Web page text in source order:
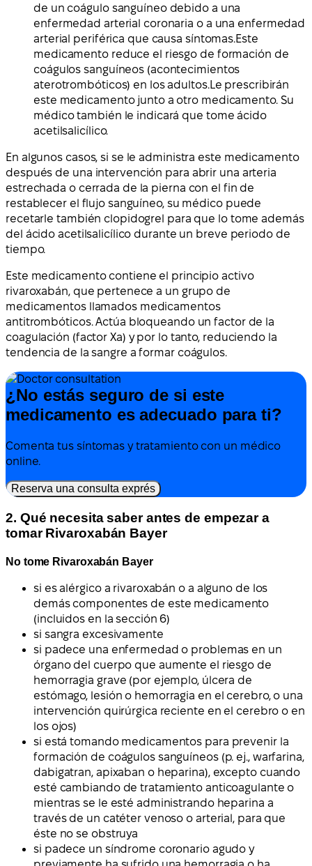
de un coágulo sanguíneo debido a una
enfermedad arterial coronaria o a una enfermedad
arterial periférica que causa síntomas.Este
medicamento reduce el riesgo de formación de
coágulos sanguíneos (acontecimientos
aterotrombóticos) en los adultos.Le prescribirán
este medicamento junto a otro medicamento. Su
médico también le indicará que tome ácido
acetilsalicílico.
En algunos casos, si se le administra este medicamento
después de una intervención para abrir una arteria
estrechada o cerrada de la pierna con el fin de
restablecer el flujo sanguíneo, su médico puede
recetarle también clopidogrel para que lo tome además
del ácido acetilsalicílico durante un breve periodo de
tiempo.
Este medicamento contiene el principio activo
rivaroxabán, que pertenece a un grupo de
medicamentos llamados medicamentos
antitrombóticos. Actúa bloqueando un factor de la
coagulación (factor Xa) y por lo tanto, reduciendo la
tendencia de la sangre a formar coágulos.
¿No estás seguro de si este
medicamento es adecuado para ti?
Comenta tus síntomas y tratamiento con un médico
online.
Reserva una consulta exprés
2. Qué necesita saber antes de empezar a
tomar Rivaroxabán Bayer
No tome Rivaroxabán Bayer
si es alérgico a rivaroxabán o a alguno de los
demás componentes de este medicamento
(incluidos en la sección 6)
si sangra excesivamente
si padece una enfermedad o problemas en un
órgano del cuerpo que aumente el riesgo de
hemorragia grave (por ejemplo, úlcera de
estómago, lesión o hemorragia en el cerebro, o una
intervención quirúrgica reciente en el cerebro o en
los ojos)
si está tomando medicamentos para prevenir la
formación de coágulos sanguíneos (p. ej., warfarina,
dabigatran, apixaban o heparina), excepto cuando
esté cambiando de tratamiento anticoagulante o
mientras se le esté administrando heparina a
través de un catéter venoso o arterial, para que
éste no se obstruya
si padece un síndrome coronario agudo y